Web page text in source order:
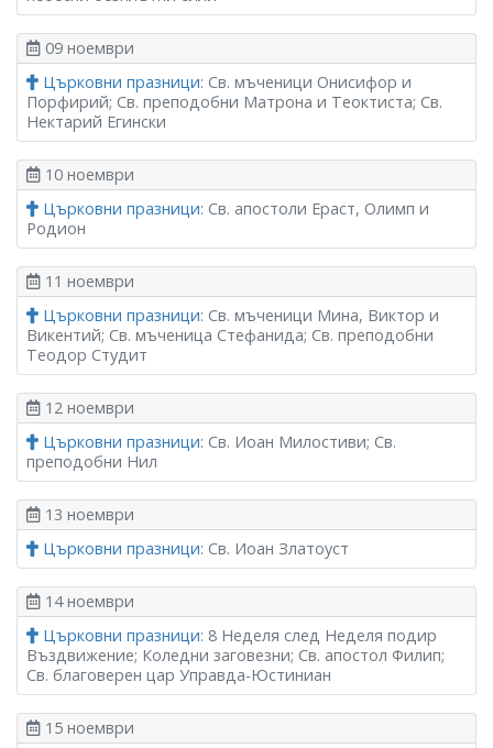
09 ноември
Църковни празници: Св. мъченици Онисифор и
Порфирий; Св. преподобни Матрона и Теоктиста; Св.
Нектарий Егински
10 ноември
Църковни празници: Св. апостоли Ераст, Олимп и
Родион
11 ноември
Църковни празници: Св. мъченици Мина, Виктор и
Викентий; Св. мъченица Стефанида; Св. преподобни
Теодор Студит
12 ноември
Църковни празници: Св. Иоан Милостиви; Св.
преподобни Нил
13 ноември
Църковни празници: Св. Иоан Златоуст
14 ноември
Църковни празници: 8 Неделя след Неделя подир
Въздвижение; Коледни заговезни; Св. апостол Филип;
Св. благоверен цар Управда-Юстиниан
15 ноември